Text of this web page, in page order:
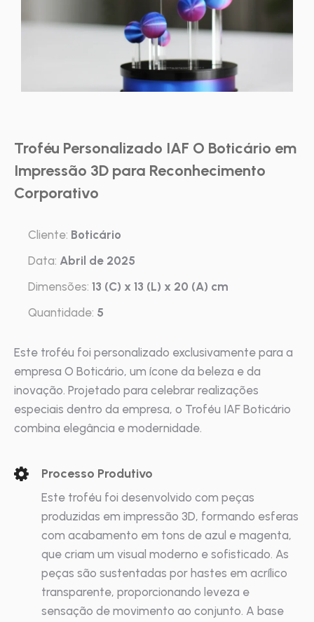
Troféu Personalizado IAF O Boticário em
Impressão 3D para Reconhecimento
Corporativo
Cliente: Boticário
Data: Abril de 2025
Dimensões: 13 (C) x 13 (L) x 20 (A) cm
Quantidade: 5
Este troféu foi personalizado exclusivamente para a
empresa O Boticário, um ícone da beleza e da
inovação. Projetado para celebrar realizações
especiais dentro da empresa, o Troféu IAF Boticário
combina elegância e modernidade.
Processo Produtivo
Este troféu foi desenvolvido com peças
produzidas em impressão 3D, formando esferas
com acabamento em tons de azul e magenta,
que criam um visual moderno e sofisticado. As
peças são sustentadas por hastes em acrílico
transparente, proporcionando leveza e
sensação de movimento ao conjunto. A base